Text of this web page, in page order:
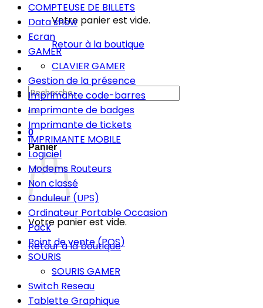
Votre panier est vide.
Retour à la boutique
Recherche
pour :
0
Panier
Votre panier est vide.
Retour à la boutique
COMPTEUSE DE BILLETS
Data show
Ecran
GAMER
CLAVIER GAMER
Gestion de la présence
Imprimante code-barres
Imprimante de badges
Imprimante de tickets
IMPRIMANTE MOBILE
Logiciel
Modems Routeurs
Non classé
Onduleur (UPS)
Ordinateur Portable Occasion
Pack
Point de vente (POS)
SOURIS
SOURIS GAMER
Switch Reseau
Tablette Graphique